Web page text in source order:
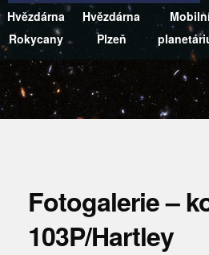
Hvězdárna
Rokycany
Hvězdárna
Plzeň
Fotogalerie –
103P/Hartley